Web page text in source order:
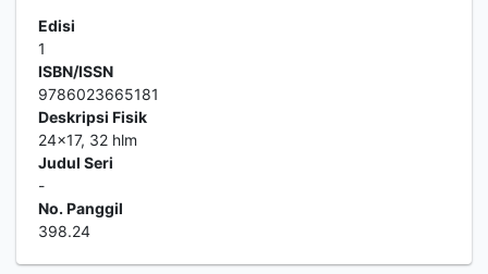
Edisi
1
ISBN/ISSN
9786023665181
Deskripsi Fisik
24x17, 32 hlm
Judul Seri
-
No. Panggil
398.24